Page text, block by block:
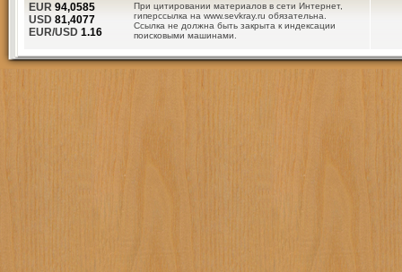
При цитировании материалов в сети Интернет,
гиперссылка на www.sevkray.ru обязательна.
Ссылка не должна быть закрыта к индексации
поисковыми машинами.
EUR 94,0585
USD 81,4077
EUR/USD 1.16